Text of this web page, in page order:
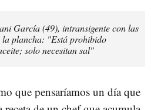
García (49), intransigente con las
la plancha: "Está prohibido
solo necesitan sal"
que pensaríamos un día que